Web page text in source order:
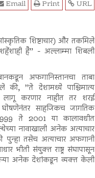
URL
Print
Email
शिष्टाचार) और तकमिले
है’’ - अल्लाम्मा शिबली
अफगानिस्तानचा ताबा
की, ’’ते देशामध्ये पाश्चिमात्य
लागू करणार नाहीत तर शरई
साहजिकच जागतिक
ते 2001 या कालावधीत
नावाखाली अनेक अत्याचार
तसेच अत्याचार अफगानी
भीती संयुक्त राष्ट्र संघापासून
अनेक देशांकडून व्यक्त केली